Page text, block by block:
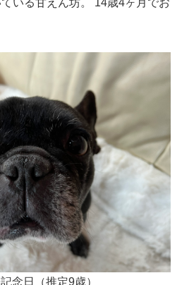
いる甘えん坊。 14歳4ヶ月でお
念日（推定9歳）